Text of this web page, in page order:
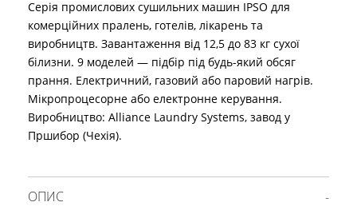
Серія промислових сушильних машин IPSO для
комерційних пралень, готелів, лікарень та
виробництв. Завантаження від 12,5 до 83 кг сухої
білизни. 9 моделей — підбір під будь-який обсяг
прання. Електричний, газовий або паровий нагрів.
Мікропроцесорне або електронне керування.
Виробництво: Alliance Laundry Systems, завод у
Пршибор (Чехія).
ОПИС